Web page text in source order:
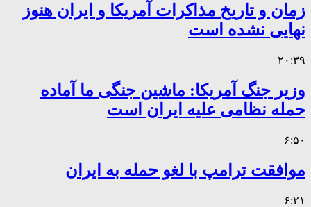
زمان و تاریخ مذاکرات آمریکا و ایران هنوز
نهایی نشده است
۲۰:۳۹
وزیر جنگ آمریکا: ماشین جنگی ما آماده
حمله نظامی علیه ایران است
۶:۵۰
موافقت ترامپ با لغو حمله به ایران
۶:۲۱